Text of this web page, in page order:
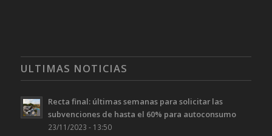
ULTIMAS NOTICIAS
Recta final: últimas semanas para solicitar las
subvenciones de hasta el 60% para autoconsumo
23/11/2023 - 13:50